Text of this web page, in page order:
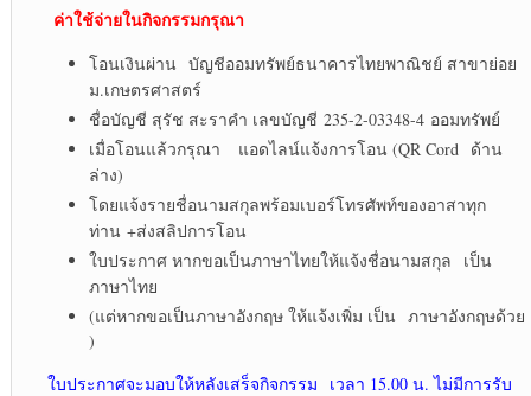
ค่าใช้จ่ายในกิจกรรมกรุณา
โอนเงินผ่าน บัญชีออมทรัพย์ธนาคารไทยพาณิชย์ สาขาย่อย
ม.เกษตรศาสตร์
ชื่อบัญชี สุรัช สะราคำ เลขบัญชี 235-2-03348-4 ออมทรัพย์
เมื่อโอนแล้วกรุณา แอดไลน์แจ้งการโอน (QR Cord ด้าน
ล่าง)
โดยแจ้งรายชื่อนามสกุลพร้อมเบอร์โทรศัพท์ของอาสาทุก
ท่าน +ส่งสลิปการโอน
ใบประกาศ หากขอเป็นภาษาไทยให้แจ้งชื่อนามสกุล เป็น
ภาษาไทย
(แต่หากขอเป็นภาษาอังกฤษ ให้แจ้งเพิ่ม เป็น ภาษาอังกฤษด้วย
)
ใบประกาศจะมอบให้หลังเสร็จกิจกรรม เวลา 15.00 น. ไม่มีการรับ